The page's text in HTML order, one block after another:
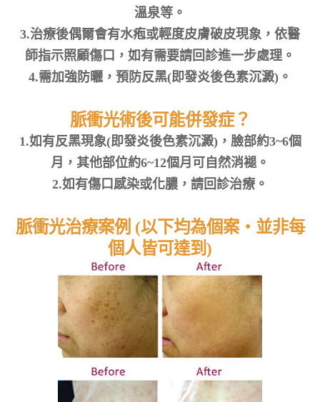
溫泉等。
3.治療後偶爾會有水疱或輕度皮膚破皮現象，依醫
師指示照顧傷口，如有需要請回診進一步處理。
4.需加強防曬，預防反黑(即發炎後色素沉澱)。
脈衝光術後可能併發症？
1.如有反黑現象(即發炎後色素沉澱)，臉部約3~6個
月，其他部位約6~12個月可自然消褪。
2.如有傷口感染或化膿，請回診治療。
脈衝光治療案例 (以下均為個案‧並非每
個人皆可達到)